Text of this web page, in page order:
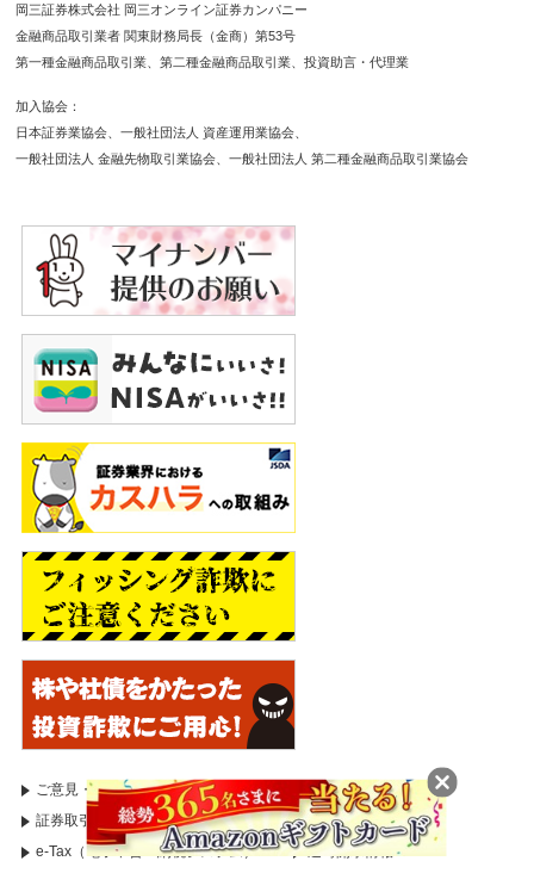
ワップポイントの受取額が増減する可能性があります。
ポジションを構成する金利水準が逆転した場合、スワッ
プポイントの受取から支払に転じる可能性があります。
為替相場の急変時等に取引を行うことができず不測の損
害が発生する可能性があります。【各商品共通】システ
ム、通信回線等の障害により発注、執行等ができず機会
保証金・証拠金
【信用】最低委託保証金30万円が必要です。信用取引は
委託保証金の額を上回る取引が可能であり、取引額の
30％以上の委託保証金が必要です。【株価指数CFD】発
注証拠金（必要証拠金）は、株価指数ごとに異なり、取
引所により定められた証拠金基準額となります。Webサ
イトで最新のものをご確認ください。【FX】個人のお客
様の発注証拠金（必要証拠金）は、取引所FXでは、取引
所が定める証拠金基準額に選択レバレッジコースに応じ
た所要額を加えた額とし、店頭FXでは、取引金額（為替
レート×取引数量）× 4%以上の額とします。一部レバレ
ッジコースの選択ができない場合があります。法人のお
客様の発注証拠金（必要証拠金）は、取引所FXでは、取
引所が定める証拠金基準額とし、店頭FXでは、取引金額
（為替レート×取引数量）×金融先物取引業協会が公表す
る数値とします。発注証拠金に対して、取引所ＦＸで
引単位（1,000通貨）の取引が可能です。発注証拠金・
取引単位は通貨ごとに異なります。Webサイトで最新の
ものをご確認ください。
手数料等諸費用の概要（表示は全て税込・上限金額）
【日本株】取引手数料には1注文の約定代金に応じたワ
ンショットと1日の合計約定代金に応じた定額プランが
あります。ワンショットの上限手数料は現物取引で
岡三証券株式会社 岡三オンライン証券カンパニー
金融商品取引業者 関東財務局長（金商）第53号
第一種金融商品取引業
第二種金融商品取引業 投資助言・代理業
加入協会
日本証券業協会
一般社団法人 資産運用業協会
一般社団法人 金融先物取引業協会
一般社団法人 第二種金融商品取引業協会
ご意見・苦情等のお申出
証券取引等監視委員会
証券取引等監視委員会（情報受付）
国税庁
e-Tax（電子申告・納税システム）
適時開示情報